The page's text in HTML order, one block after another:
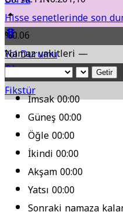
Hisse senetlerinde son
Yol Durumu
Fikstür
%0.06
Namaz vakitleri —
Getir
İmsak00:00
Güneş00:00
Öğle00:00
İkindi00:00
Akşam00:00
Yatsı00:00
Sonraki namaza